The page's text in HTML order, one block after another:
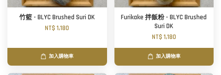
竹籃 - BLYC Brushed Suri DK
NT$ 1,180
加入購物車
Furikake 拌飯粉 - BLYC Brushed
Suri DK
NT$ 1,180
加入購物車